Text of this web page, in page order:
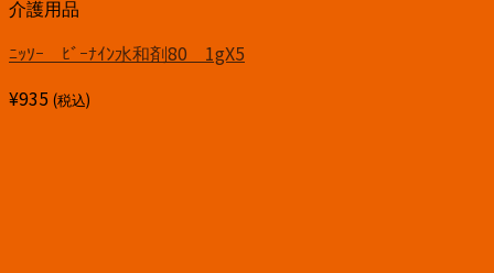
介護用品
ﾆｯｿｰ ﾋﾞｰﾅｲﾝ水和剤80 1gX5
¥935 (税込)